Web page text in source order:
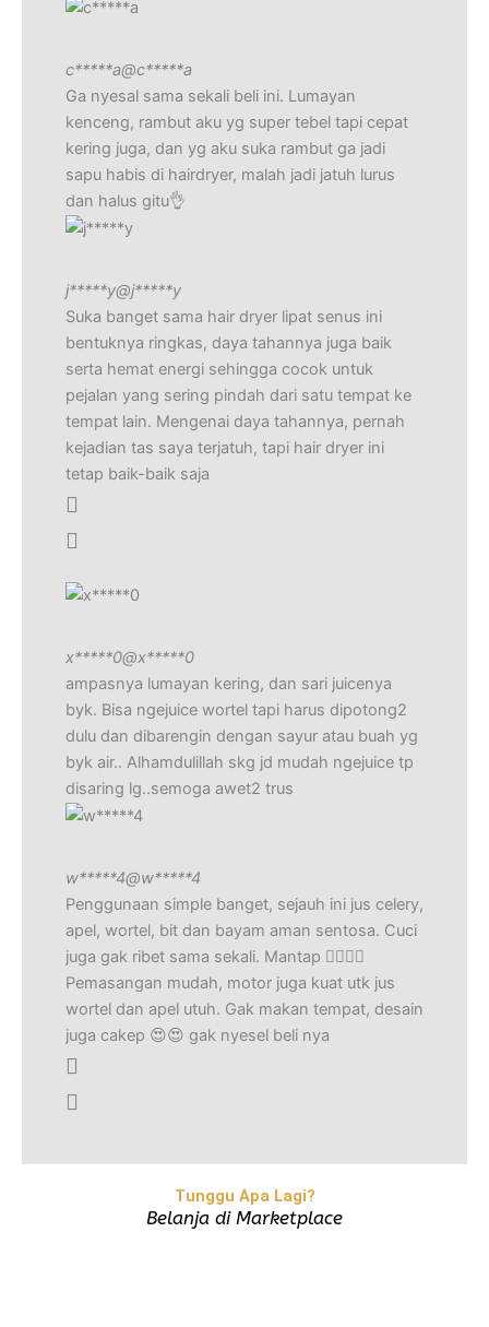
c*****a@c*****a
Ga nyesal sama sekali beli ini. Lumayan
kenceng, rambut aku yg super tebel tapi cepat
kering juga, dan yg aku suka rambut ga jadi
sapu habis di hairdryer, malah jadi jatuh lurus
dan halus gitu👌
j*****y@j*****y
Suka banget sama hair dryer lipat senus ini
bentuknya ringkas, daya tahannya juga baik
serta hemat energi sehingga cocok untuk
pejalan yang sering pindah dari satu tempat ke
tempat lain. Mengenai daya tahannya, pernah
kejadian tas saya terjatuh, tapi hair dryer ini
tetap baik-baik saja
x*****0@x*****0
ampasnya lumayan kering, dan sari juicenya
byk. Bisa ngejuice wortel tapi harus dipotong2
dulu dan dibarengin dengan sayur atau buah yg
byk air.. Alhamdulillah skg jd mudah ngejuice tp
disaring lg..semoga awet2 trus
w*****4@w*****4
Penggunaan simple banget, sejauh ini jus celery,
apel, wortel, bit dan bayam aman sentosa. Cuci
juga gak ribet sama sekali. Mantap 👍🏻👍🏻
Pemasangan mudah, motor juga kuat utk jus
wortel dan apel utuh. Gak makan tempat, desain
juga cakep 😍😍 gak nyesel beli nya
Tunggu Apa Lagi?
Belanja di Marketplace